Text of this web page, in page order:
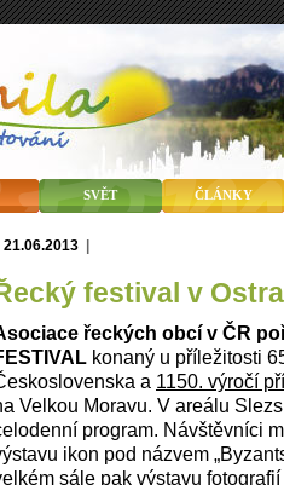
SVĚT ČLÁNKY
21.06.2013 |
Řecký festival v
řeckých obcí v ČR
konaný u příležitosti
a 1150. výročí
Velkou Moravu. V areálu
program. Návštěvníci
ikon pod názvem
sále pak výstavu